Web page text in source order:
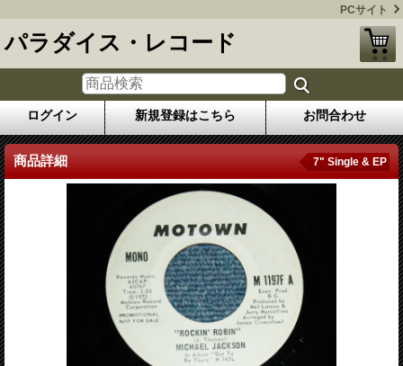
PCサイト
パラダイス・レコード
ログイン 新規登録はこちら お問合わせ
商品詳細 7" Single & EP